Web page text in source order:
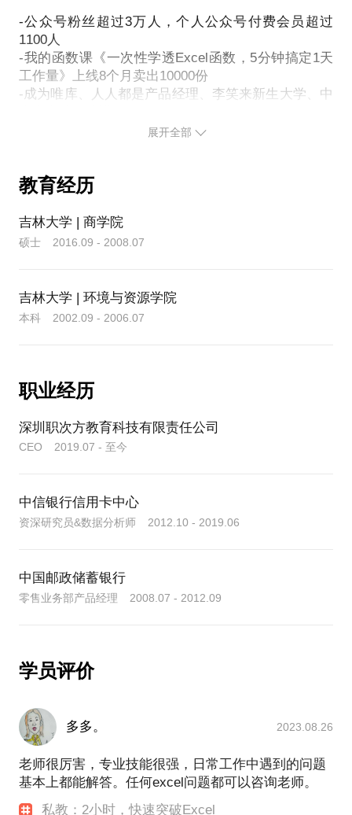
2、在解决问题的同时也能教会你相应的Excel知识和
经验，授之以鱼，更授之以渔
3、如果你愿意，也可以给你一些Excel学习方面的方
案或建议
策依据。
第三，管理价值：把无序的工作流程化、自动化，建
立由输入到输出的自动化数据处理体系，实现有效管
理。
只会用Excel做简单的表格。至于很多新入职大学生，
将近3年的在线Excel教学，我发现大部分人并没有掌
握Excel学习的正确方法，结果是浪费了很多时间，走
了不少弯路，却依然摆脱不了小白的标签。
————————（话题分隔线）
未必看完；一个问题，你想了大半个月也没有解决，
但是老师几句话一点就透。我常常给学员说“知识易
学，经验难得”，就是这个道理。
所以，如果你想快速上手Excel操作，彻底告别Excel
1、2个小时，帮你串讲Excel核心知识点（从数据录入
2、涉及Excel操作、函数与公式、透视表、条件格
式、动态图表制作；
-公众号粉丝超过3万人，个人公众号付费会员超过
1100人
-我的函数课《一次性学透Excel函数，5分钟搞定1天
工作量》上线8个月卖出10000份
-成为唯库、人人都是产品经理、李笑来新生大学、中
Excel，除了可以更轻松地完成各种数据处理、统计分
的思维管理工具，它能让我们的工作生活变得有条不
紊。
（尤其是动态图表在经营分析和数据可视化方面的应
用），其中一个ATM的数据分析项目就为银行创造了
数百万的价值。而我自己在工作10年后，也拿到了百
涯后，我还是选择成为一名自由职业者，以便更专注
Excel。有什么能比做自己喜欢的事更有意义的吗？所
以，做出这个决定，我没有丝毫的犹豫。
问题，如果你想好好学一下Excel，甚至你想了解我的
经历和故事，都欢迎约我聊聊。
展开全部
教育经历
吉林大学 | 商学院
硕士 2016.09 - 2008.07
吉林大学 | 环境与资源学院
本科 2002.09 - 2006.07
职业经历
深圳职次方教育科技有限责任公司
CEO 2019.07 - 至今
中信银行信用卡中心
资深研究员&数据分析师 2012.10 - 2019.06
中国邮政储蓄银行
零售业务部产品经理 2008.07 - 2012.09
学员评价
多多。 2023.08.26
老师很厉害，专业技能很强，日常工作中遇到的问题
基本上都能解答。任何excel问题都可以咨询老师。
私教：2小时，快速突破Excel